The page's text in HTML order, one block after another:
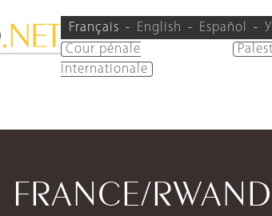
Français English Español
Cour pénale
internationale